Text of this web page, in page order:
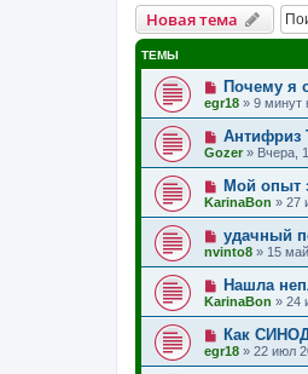
Новая тема
ТЕМЫ
Почему я
egr18 » 9 минут
Антифриз
Gozer » Вчера,
Мой опыт
KarinaBon » 27
удачный
nvinto8 » 15
Нашла
KarinaBon » 24
Как
egr18 » 22 июл